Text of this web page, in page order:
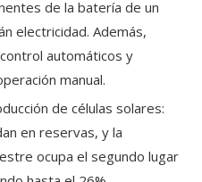
de la batería de un
electricidad. Además,
automáticos y
manual.
de células solares:
en reservas, y la
ocupa el segundo lugar